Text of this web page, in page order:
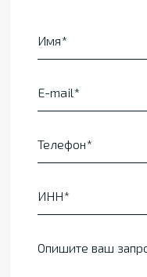
Имя
E-mail
Телефон
ИНН
Опишите ваш